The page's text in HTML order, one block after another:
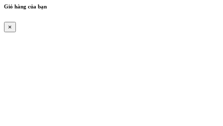
Giỏ hàng của bạn
×